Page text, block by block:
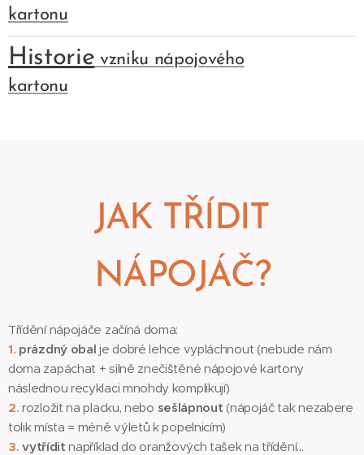
kartonu
Historie vzniku nápojového
kartonu
JAK TŘÍDIT
NÁPOJÁČ?
Třídění nápojáče začíná doma:
1. prázdný obal je dobré lehce vypláchnout (nebude nám
doma zapáchat + silně znečištěné nápojové kartony
následnou recyklaci mnohdy komplikují)
2.rozložit na placku, nebo sešlápnout (nápojáč tak nezabere
tolik místa = méně výletů k popelnicím)
3. vytříditnapříklad do oranžových tašek na třídění...